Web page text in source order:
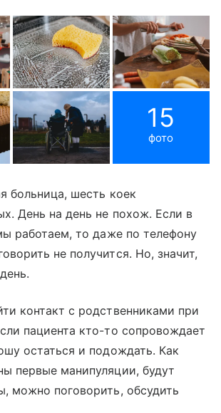
15
фото
больница, шесть коек
День на день не похож. Если в
работаем, то даже по телефону
не получится. Но, значит,
контакт с родственниками при
пациента кто-то сопровождает
остаться и подождать. Как
первые манипуляции, будут
можно поговорить, обсудить